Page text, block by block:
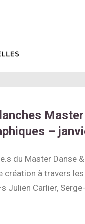
–
du Master Danse
création à travers les
Julien Carlier,